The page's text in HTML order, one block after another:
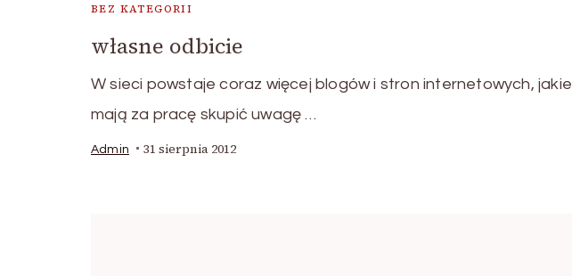
BEZ KATEGORII
własne odbicie
W sieci powstaje coraz więcej blogów i stron internetowych, jakie
mają za pracę skupić uwagę …
Admin 31 sierpnia 2012